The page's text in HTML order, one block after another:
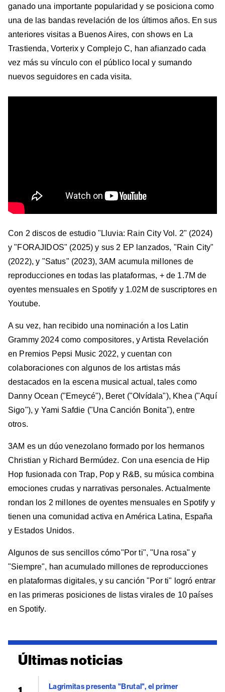
ganado una importante popularidad y se posiciona como
una de las bandas revelación de los últimos años. En sus
anteriores visitas a Buenos Aires, con shows en La
Trastienda, Vorterix y Complejo C, han afianzado cada
vez más su vínculo con el público local y sumando
nuevos seguidores en cada visita.
Con 2 discos de estudio "Lluvia: Rain City Vol. 2" (2024)
y "FORAJIDOS" (2025) y sus 2 EP lanzados, "Rain City"
(2022), y "Satus" (2023), 3AM acumula millones de
reproducciones en todas las plataformas, + de 1.7M de
oyentes mensuales en Spotify y 1.02M de suscriptores en
Youtube.
A su vez, han recibido una nominación a los Latin
Grammy 2024 como compositores, y Artista Revelación
en Premios Pepsi Music 2022, y cuentan con
colaboraciones con algunos de los artistas más
destacados en la escena musical actual, tales como
Danny Ocean ("Emeycé"), Beret ("Olvídala"), Khea ("Aquí
Sigo"), y Yami Safdie ("Una Canción Bonita"), entre
otros.
3AM es un dúo venezolano formado por los hermanos
Christian y Richard Bermúdez. Con una esencia de Hip
Hop fusionada con Trap, Pop y R&B, su música combina
emociones crudas y narrativas personales. Actualmente
rondan los 2 millones de oyentes mensuales en Spotify y
tienen una comunidad activa en América Latina, España
y Estados Unidos.
Algunos de sus sencillos cómo"Por ti", "Una rosa" y
"Siempre", han acumulado millones de reproducciones
en plataformas digitales, y su canción "Por ti" logró entrar
en las primeras posiciones de listas virales de 10 países
en Spotify.
Últimas noticias
Lagrimitas presenta "Brutal", el primer